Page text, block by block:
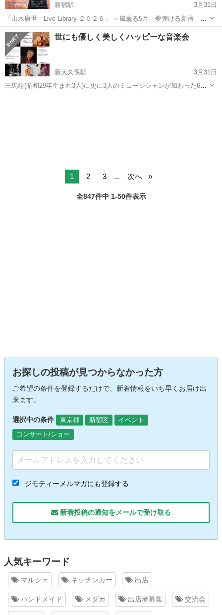
新宿駅
3月31日
「山木康世 Live Library ２０２６」 ～風薫る5月 夢弾ける新宿 未
来へ繋ぐ歌～ 会場＝新宿永谷ホール(新宿Fu-) 新宿区歌舞伎町２-４５-
５新宿永谷ビル１F JR新宿駅から徒歩７分／西武新宿駅北口...
東京 新宿区 新宿駅 コンサート/ショー 山木康世
世にも優しく美しくハッピーな音楽会
新大久保駅
3月31日
三馬組(昭和29年生まれ3人)に更に3人のミュージシャンが加わった6人
編成で楽しいジャズアンサンブルをお送りいたします。
1 2 3 ... 次へ
全847件中 1-50件表示
お探しの投稿が見つからなかった方
ご希望の条件を登録するだけで、新着情報をいち早くお届け出
来ます。
選択中の条件 東京都 新宿区
イベント
コンサート/ショー
ジモティーメルマガにも登録する
新着投稿の通知をメールで受け取る
人気キーワード
マルシェ キッチンカー 出店
ハンドメイド メダカ 出店者募集 交流会